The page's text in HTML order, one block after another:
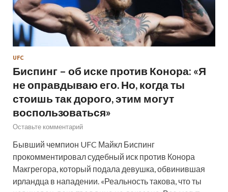
UFC
Биспинг – об иске против Конора: «Я
не оправдываю его. Но, когда ты
стоишь так дорого, этим могут
воспользоваться»
Оставьте комментарий
Бывший чемпион UFC Майкл Биспинг
прокомментировал судебный иск против Конора
Макгрегора, который подала девушка, обвинившая
ирландца в нападении. «Реальность такова, что ты